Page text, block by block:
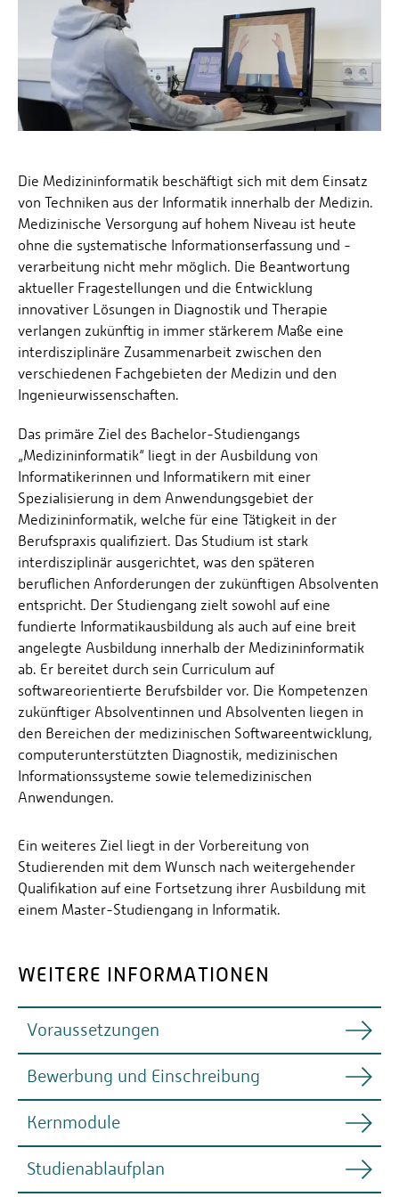
Die Medizininformatik beschäftigt sich mit dem Einsatz
von Techniken aus der Informatik innerhalb der Medizin.
Medizinische Versorgung auf hohem Niveau ist heute
ohne die systematische Informationserfassung und -
verarbeitung nicht mehr möglich. Die Beantwortung
aktueller Fragestellungen und die Entwicklung
innovativer Lösungen in Diagnostik und Therapie
verlangen zukünftig in immer stärkerem Maße eine
interdisziplinäre Zusammenarbeit zwischen den
verschiedenen Fachgebieten der Medizin und den
Ingenieurwissenschaften.
Das primäre Ziel des Bachelor-Studiengangs
„Medizininformatik“ liegt in der Ausbildung von
Informatikerinnen und Informatikern mit einer
Spezialisierung in dem Anwendungsgebiet der
Medizininformatik, welche für eine Tätigkeit in der
Berufspraxis qualifiziert. Das Studium ist stark
interdisziplinär ausgerichtet, was den späteren
beruflichen Anforderungen der zukünftigen Absolventen
entspricht. Der Studiengang zielt sowohl auf eine
fundierte Informatikausbildung als auch auf eine breit
angelegte Ausbildung innerhalb der Medizininformatik
ab. Er bereitet durch sein Curriculum auf
softwareorientierte Berufsbilder vor. Die Kompetenzen
zukünftiger Absolventinnen und Absolventen liegen in
den Bereichen der medizinischen Softwareentwicklung,
computerunterstützten Diagnostik, medizinischen
Informationssysteme sowie telemedizinischen
Anwendungen.
Ein weiteres Ziel liegt in der Vorbereitung von
Studierenden mit dem Wunsch nach weitergehender
Qualifikation auf eine Fortsetzung ihrer Ausbildung mit
einem Master-Studiengang in Informatik.
WEITERE INFORMATIONEN
Voraussetzungen
Voraussetzung zur Zulassung ist die Allgemeine
Hochschulreife (Abitur) oder die Fachhochschulreife.
Detaillierte Informationen zur
Hochschulzugangsberechtigung finden Siehier. Ein
besonderer Zugang für beruflich Qualifizierte ist
ebenso möglich.
Bewerbung und Einschreibung
Die Einschreibung ist sowohl zum Wintersemester als
auch zum Sommersemester
möglich. Grundlagenmodule aus dem ersten
Studienjahr werden in jedem Semester angeboten.
Kernmodule
Studienablaufplan